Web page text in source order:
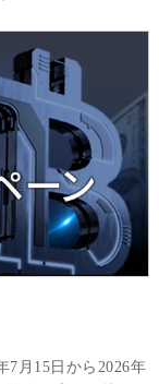
7月15日から2026年